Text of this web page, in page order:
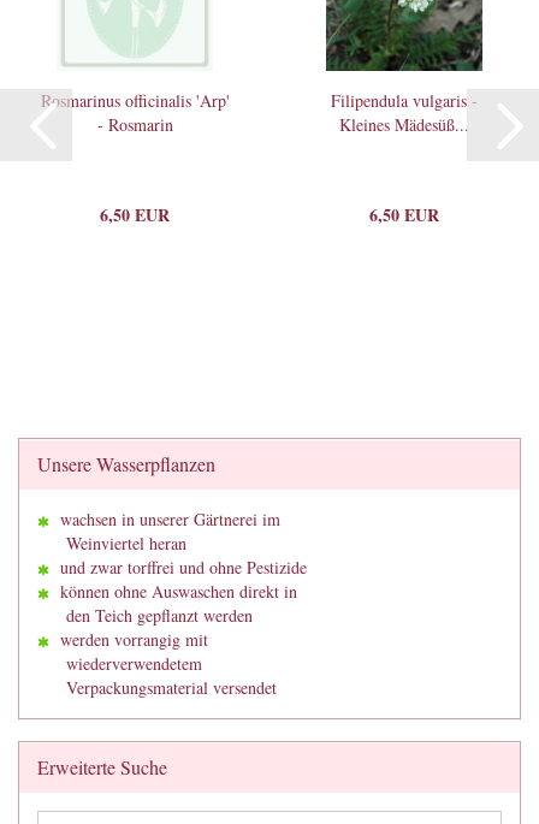
Rosmarinus officinalis 'Arp'
- Rosmarin
6,50 EUR
Filipendula vulgaris -
Kleines Mädesüß...
6,50 EUR
Unsere Wasserpflanzen
wachsen in unserer Gärtnerei im
Weinviertel heran
und zwar torffrei und ohne Pestizide
können ohne Auswaschen direkt in
den Teich gepflanzt werden
werden vorrangig mit
wiederverwendetem
Verpackungsmaterial versendet
Erweiterte Suche